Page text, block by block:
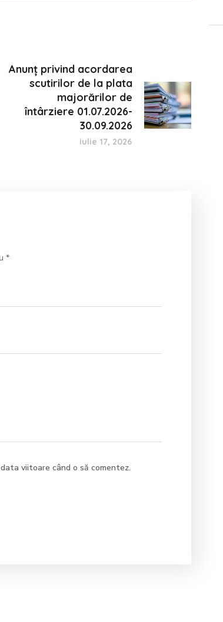
Anunț privind acordarea
scutirilor de la plata
majorărilor de
întârziere 01.07.2026-
30.09.2026
iulie 17, 2026
*
viitoare când o să comentez.